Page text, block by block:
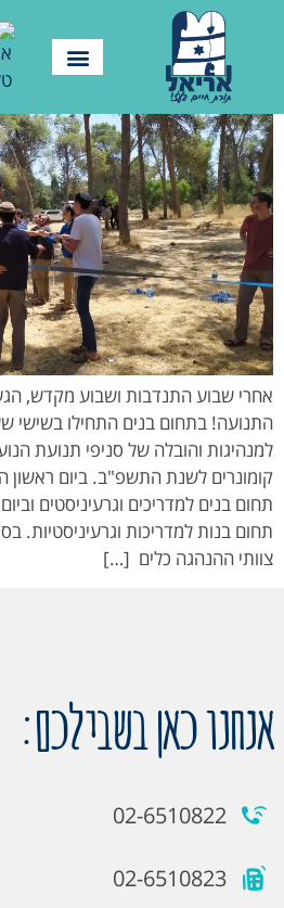
אחרי שבוע התנדבות ושבוע מקדש,
התנועה! בתחום בנים התחילו בשישי
קומונרים לשנת התשפ"ב. ביום ראשון
תחום בנים למדריכים וגרעיניסטים
תחום בנות למדריכות וגרעיניסטיות.
צוותי ההנהגה כלים […]
אנחנו כאן בשבילכם:
02-6510822
02-6510823